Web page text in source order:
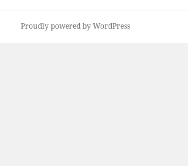
Proudly powered by WordPress